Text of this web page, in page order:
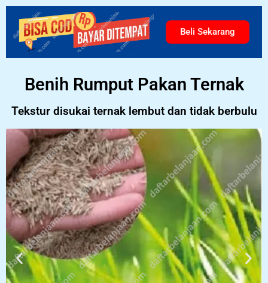
Beli Sekarang
Benih Rumput Pakan Ternak
Tekstur disukai ternak lembut dan tidak berbulu